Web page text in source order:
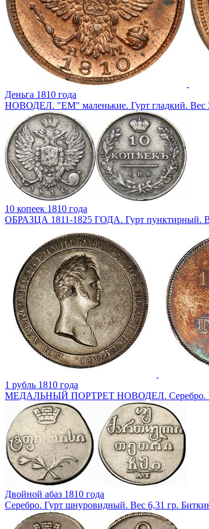
Деньга 1810 года
НОВОДЕЛ. "ЕМ" маленькие. Гурт гладкий. Вес
10 копеек 1810 года
ОБРАЗЦА 1811-1825 ГОДА. Гурт пунктирный.
1 рубль 1810 года
МЕДАЛЬНЫЙ ПОРТРЕТ НОВОДЕЛ. Серебро.
Двойной абаз 1810 года
Серебро. Гурт шнуровидный. Вес 6,31 гр.